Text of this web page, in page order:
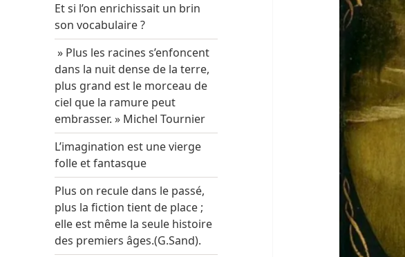
Et si l’on enrichissait un brin
son vocabulaire ?
» Plus les racines s’enfoncent
dans la nuit dense de la terre,
plus grand est le morceau de
ciel que la ramure peut
embrasser. » Michel Tournier
L’imagination est une vierge
folle et fantasque
Plus on recule dans le passé,
plus la fiction tient de place ;
elle est même la seule histoire
des premiers âges.(G.Sand).